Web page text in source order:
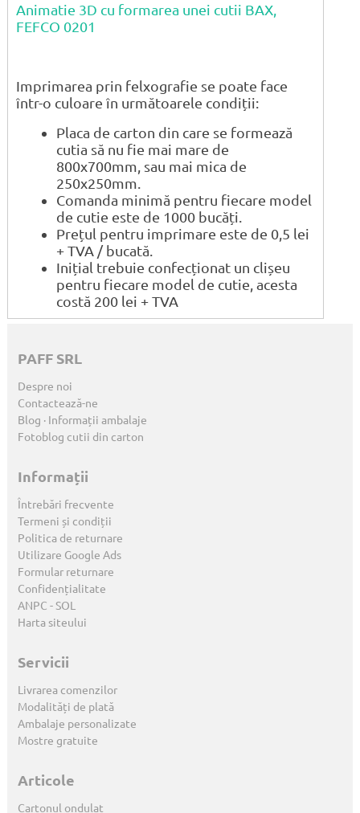
Animatie 3D cu formarea unei cutii BAX,
FEFCO 0201
Imprimarea prin felxografie se poate face
într-o culoare în următoarele condiții:
Placa de carton din care se formează
cutia să nu fie mai mare de
800x700mm, sau mai mica de
250x250mm.
Comanda minimă pentru fiecare model
de cutie este de 1000 bucăți.
Prețul pentru imprimare este de 0,5 lei
+ TVA / bucată.
Inițial trebuie confecționat un clișeu
pentru fiecare model de cutie, acesta
costă 200 lei + TVA
PAFF SRL
Despre noi
Contactează-ne
Blog · Informații ambalaje
Fotoblog cutii din carton
Informații
Întrebări frecvente
Termeni și condiții
Politica de returnare
Utilizare Google Ads
Formular returnare
Confidențialitate
ANPC -SOL
Harta siteului
Servicii
Livrarea comenzilor
Modalități de plată
Ambalaje personalizate
Mostre gratuite
Articole
Cartonul ondulat